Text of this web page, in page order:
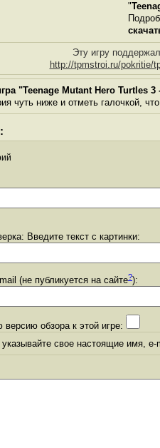
"
Эту игру
http://tpmstroi.ru/pokritie/
"Teenage Mutant Hero Turtles
чуть ниже и отметь галочкой,
Введите текст с картинки:
(не публикуется на сайте?):
версию обзора к этой игре:
свое настоящие имя,